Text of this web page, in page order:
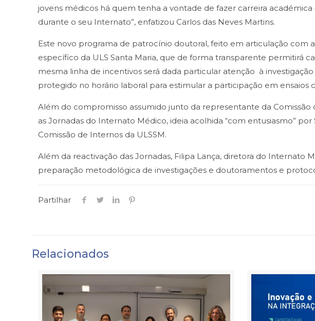
jovens médicos há quem tenha a vontade de fazer carreira
durante o seu Internato”, enfatizou Carlos das Neves Martins.
Este novo programa de patrocínio doutoral, feito em articulação com
específico da ULS Santa Maria, que de forma transparente permitirá
mesma linha de incentivos será dada particular atenção à
protegido no horário laboral para estimular a participação em ensaios
Além do compromisso assumido junto da representante da
as Jornadas do Internato Médico, ideia acolhida “com entusiasmo”
Comissão de Internos da ULSSM.
Além da reactivação das Jornadas, Filipa Lança, diretora do
preparação metodológica de investigações e doutoramentos e
Partilhar
Relacionados